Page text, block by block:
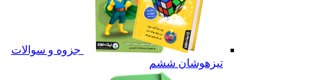
جزوه و سوالات
تیزهوشان ششم